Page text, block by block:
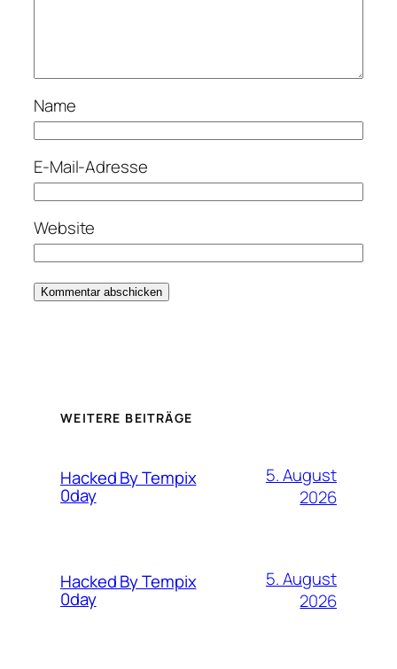
Name
E-Mail-Adresse
Website
WEITERE BEITRÄGE
Hacked By Tempix
0day
5. August
2026
Hacked By Tempix
0day
5. August
2026